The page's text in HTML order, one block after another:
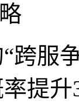
跨服
提